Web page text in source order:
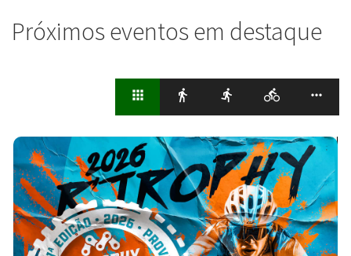
Próximos eventos em destaque
apps directions_walk directions_run directions_bike more_horiz